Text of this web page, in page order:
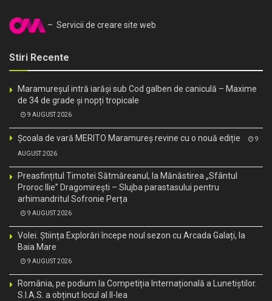
– Servicii de creare site web
Stiri Recente
Maramureșul intră iarăși sub Cod galben de caniculă – Maxime
de 34 de grade și nopți tropicale
9 AUGUST 2026
Școala de vară MERITO Maramureș revine cu o nouă ediție 9
AUGUST 2026
Preasfințitul Timotei Sătmăreanul, la Mănăstirea „Sfântul
Proroc Ilie” Dragomirești – Slujba parastasului pentru
arhimandritul Sofronie Perța
9 AUGUST 2026
Volei. Știința Explorări începe noul sezon cu Arcada Galați, la
Baia Mare
9 AUGUST 2026
România, pe podium la Competiția Internațională a Lunetiștilor.
S.I.A.S. a obținut locul al II-lea